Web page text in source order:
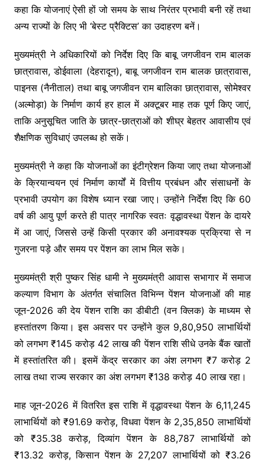
कहा कि योजनाएं ऐसी हों जो समय के साथ निरंतर प्रभावी बनी रहें तथा
अन्य राज्यों के लिए भी ‘बेस्ट प्रैक्टिस’ का उदाहरण बनें।
मुख्यमंत्री ने अधिकारियों को निर्देश दिए कि बाबू जगजीवन राम बालक
छात्रावास, डोईवाला (देहरादून), बाबू जगजीवन राम बालक छात्रावास,
पाइनस (नैनीताल) तथा बाबू जगजीवन राम बालिका छात्रावास, सोमेश्वर
(अल्मोड़ा) के निर्माण कार्य हर हाल में अक्टूबर माह तक पूर्ण किए जाएं,
ताकि अनुसूचित जाति के छात्र-छात्राओं को शीघ्र बेहतर आवासीय एवं
शैक्षणिक सुविधाएं उपलब्ध हो सकें।
मुख्यमंत्री ने कहा कि योजनाओं का इंटीग्रेशन किया जाए तथा योजनाओं
के क्रियान्वयन एवं निर्माण कार्यों में वित्तीय प्रबंधन और संसाधनों के
प्रभावी उपयोग का विशेष ध्यान रखा जाए। उन्होंने निर्देश दिए कि 60
वर्ष की आयु पूर्ण करते ही पात्र नागरिक स्वतः वृद्धावस्था पेंशन के दायरे
में आ जाएं, जिससे उन्हें किसी प्रकार की अनावश्यक प्रक्रिया से न
गुजरना पड़े और समय पर पेंशन का लाभ मिल सके।
मुख्यमंत्री श्री पुष्कर सिंह धामी ने मुख्यमंत्री आवास सभागार में समाज
कल्याण विभाग के अंतर्गत संचालित विभिन्न पेंशन योजनाओं की माह
जून-2026 की देय पेंशन राशि का डीबीटी (वन क्लिक) के माध्यम से
हस्तांतरण किया। इस अवसर पर उन्होंने कुल 9,80,950 लाभार्थियों
को लगभग ₹145 करोड़ 42 लाख की पेंशन राशि सीधे उनके बैंक खातों
में हस्तांतरित की। इसमें केंद्र सरकार का अंश लगभग ₹7 करोड़ 2
लाख तथा राज्य सरकार का अंश लगभग ₹138 करोड़ 40 लाख रहा।
माह जून-2026 में वितरित इस राशि में वृद्धावस्था पेंशन के 6,11,245
लाभार्थियों को ₹91.69 करोड़, विधवा पेंशन के 2,35,850 लाभार्थियों
को ₹35.38 करोड़, दिव्यांग पेंशन के 88,787 लाभार्थियों को
₹13.32 करोड़, किसान पेंशन के 27,207 लाभार्थियों को ₹3.26